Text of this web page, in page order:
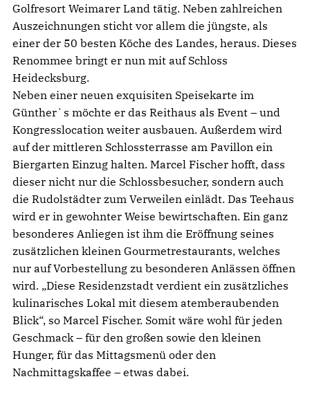
Golfresort Weimarer Land tätig. Neben zahlreichen
Auszeichnungen sticht vor allem die jüngste, als
einer der 50 besten Köche des Landes, heraus. Dieses
Renommee bringt er nun mit auf Schloss
Heidecksburg.
Neben einer neuen exquisiten Speisekarte im
Günther`s möchte er das Reithaus als Event – und
Kongresslocation weiter ausbauen. Außerdem wird
auf der mittleren Schlossterrasse am Pavillon ein
Biergarten Einzug halten. Marcel Fischer hofft, dass
dieser nicht nur die Schlossbesucher, sondern auch
die Rudolstädter zum Verweilen einlädt. Das Teehaus
wird er in gewohnter Weise bewirtschaften. Ein ganz
besonderes Anliegen ist ihm die Eröffnung seines
zusätzlichen kleinen Gourmetrestaurants, welches
nur auf Vorbestellung zu besonderen Anlässen öffnen
wird. „Diese Residenzstadt verdient ein zusätzliches
kulinarisches Lokal mit diesem atemberaubenden
Blick“, so Marcel Fischer. Somit wäre wohl für jeden
Geschmack – für den großen sowie den kleinen
Hunger, für das Mittagsmenü oder den
Nachmittagskaffee – etwas dabei.